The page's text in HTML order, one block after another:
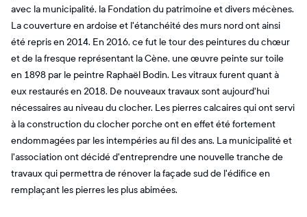
avec la municipalité, la Fondation du patrimoine et divers mécènes.
La couverture en ardoise et l'étanchéité des murs nord ont ainsi
été repris en 2014. En 2016, ce fut le tour des peintures du chœur
et de la fresque représentant la Cène, une œuvre peinte sur toile
en 1898 par le peintre Raphaël Bodin. Les vitraux furent quant à
eux restaurés en 2018. De nouveaux travaux sont aujourd'hui
nécessaires au niveau du clocher. Les pierres calcaires qui ont servi
à la construction du clocher porche ont en effet été fortement
endommagées par les intempéries au fil des ans. La municipalité et
l'association ont décidé d'entreprendre une nouvelle tranche de
travaux qui permettra de rénover la façade sud de l'édifice en
remplaçant les pierres les plus abimées.